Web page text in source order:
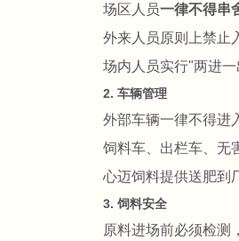
场区人员一律不得串
外来人员原则上禁止
场内人员实行"两进
2. 车辆管理
外部车辆一律不得进
饲料车、出栏车、无
心迈饲料提供送肥到
3. 饲料安全
原料进场前必须检测